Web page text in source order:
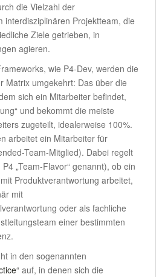
die Vielzahl der
interdisziplinären Projektteam, die
Ziele getrieben, in
agieren.
wie P4-Dev, werden die
Matrix umgekehrt: Das über die
sich ein Mitarbeiter befindet,
und bekommt die meiste
zugeteilt, idealerweise 100%.
arbeitet ein Mitarbeiter für
Team-Mitglied). Dabei regelt
„Team-Flavor“ genannt), ob ein
Produktverantwortung arbeitet,
mit
oder als fachliche
einer bestimmten
in den sogenannten
“ auf, in denen sich die